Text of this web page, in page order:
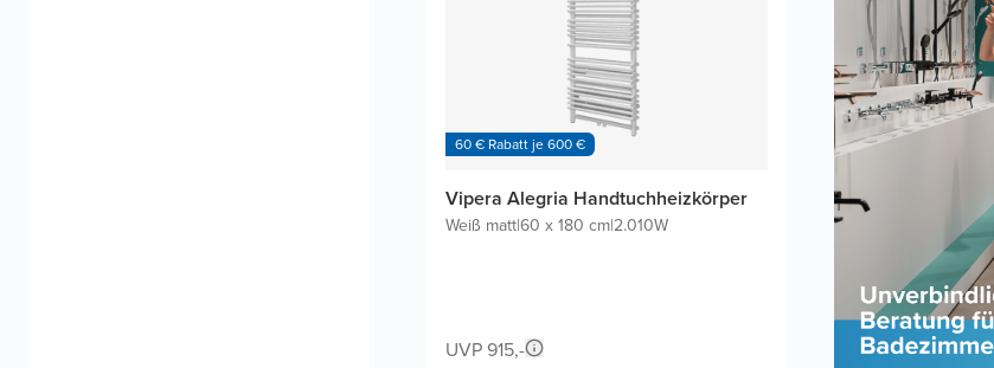
60 € Rabatt je 600 €
Vipera Alegria Handtuchheizkörper
Weiß matt|60 x 180 cm|2.010W
UVP 915,-